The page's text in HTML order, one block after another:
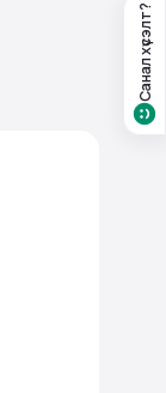
Санал хүсэлт?